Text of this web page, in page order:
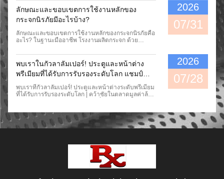
ไม่ถูกต้องมักจะนําไปสู่ปัญหาทั่วไป เช่น การติดตั้งที่
คล่องจากมุมมองของผู้ผลิตมืออาชีพ บทความนี้ทําให้
วิธีการติดตั้งผนังและรายละเอียดมาตรฐานเป็นที่นิยม
และธุรกิจต่างๆ. 1. การรักษาพื้นผนังก่อน (ขั้นตอนพื้น
ฐาน)ฐานผนังที่มีคุณภาพเป็นข้อจําเป็นหลักสําหรับการ
ว่าพื้นผิวผนังเรียบ แห้ง ไม่มีรู และไม่มีฝุ่น ลบสิ่งสกปรก
ที่เพิ่มขึ้นและซ่อมแซมรอยแตกและหลุมบนผนัง โดยมี
ความผิดพลาดด้านล่างควบคุมภายใน 2 มิลลิเมตร
ระบายอากาศและแห้งผนังความชื้นล่วงหน้าเพื่อป้องกัน
ความชื้นภายใน. ก่อนการจัดส่งโรงงานแก้วทําการบด
ขอบ, กันระเบิดและการบํารุงความแข็งในการรักษาก่อน
ขนาดและรูปแบบของกระจกหลังจากการมาถึง เพื่อ
ป้องกันความบกพร่องในการติดตั้งที่เกิดจากความเบี่ยง
เบนมิติ. 2. กระบวนการติดตั้งผนังหลัก (วิธีการที่ผู้ผลิต
มาะสําหรับกระจกตกแต่งเบาและถูกนํามาใช้อย่างแพร่
หลายในการตกแต่งบ้านทําความสะอาดพื้นผิวที่เหมาะ
สมของกระจกหลังและผนัง, แล้วใช้กาวแก้วกันอากาศ
เฉลี่ยอย่างเท่าเทียมกันในรูปจุด, และใช้เทปสองด้านเพื่อ
ลักษณะและขอบเขตการใช้งานหลักของ
กระจกนิรภัยมีอะไรบ้าง?
ลักษณะและขอบเขตการใช้งานหลักของกระจกนิรภัยคือ
อะไร? ในฐานะมืออาชีพ โรงงานผลิตกระจก ด้วย
ตกแต่ง เราพบว่าลูกค้าหลายรายมีความเข้าใจเพียงผิว
เผินเกี่ยวกับกระจกนิรภัย แต่ไม่คุ้นเคยกับลักษณะการ
ตกแต่งเฉพาะและสถานการณ์ที่ใช้งานได้ กระจกนิรภัย
ตกแต่งแตกต่างจากกระจกฟังก์ชันทั่วไป จัดอยู่ใน
ประเภทกระจกศิลปะระดับไฮเอนด์ มีความสวยงามใน
การตกแต่งและการป้องกันความปลอดภัยที่โดดเด่น
ทำให้เป็นวัสดุก่อสร้างที่ปรับแต่งได้ยอดนิยมสำหรับ
โรงงานผลิตกระจกของเราด้วยฝีมือระดับมืออาชีพ
กระจกนิรภัยผลิตผ่านกระบวนการเชื่อมต่อด้วยอุณหภูมิ
เป็นหนึ่งและมั่นคงทำให้มีคุณสมบัติเฉพาะตัวที่แตกต่าง
จากกระจกนิรภัยทั่วไป ประการแรก มันมีความทนทาน
ต่อแรงกระแทกที่ยอดเยี่ยม และประสิทธิภาพด้านความ
ปลอดภัย ลวดที่ฝังอยู่จะรวมเข้ากับกระจกได้อย่าง
2026
07/31
พบเราในกัวลาลัมเปอร์! ประตูและหน้าต่าง
พรีเมียมที่ได้รับการรับรองระดับโลก แชมป์
ใหญ่ในตลาดทริลล้านในเอเชียตะวันออกเฉียง
ใต้ ใน ARCHIDEX 2026!
พบเราที่กัวลาลัมเปอร์! ประตูและหน้าต่างระดับพรีเมียม
ที่ได้รับการรับรองระดับโลก | คว้าชัยในตลาดมูลค่าล้าน
3G268, ฮอลล์ 3 | ACRYLIC SIGNS MATERIAL SDN
BHD หากคุณดำเนินธุรกิจส่งออกประตูและหน้าต่าง
และการพัฒนาตลาดในเอเชียตะวันออกเฉียงใต้ คุณไม่
ออกเฉียงใต้! ในฐานะงานแสดงสินค้ามืออาชีพที่มี
อิทธิพลมากที่สุดในอาเซียน ARCHIDEX รวบรวม
ทรัพยากรการจัดซื้อคุณภาพสูงระดับโลก แนวคิดการ
ออกแบบชั้นนำ และคำสั่งซื้อโครงการขนาดใหญ่ เป็น
2026
07/28